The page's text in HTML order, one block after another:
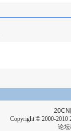
20CN
Copyright © 2000-2010
论